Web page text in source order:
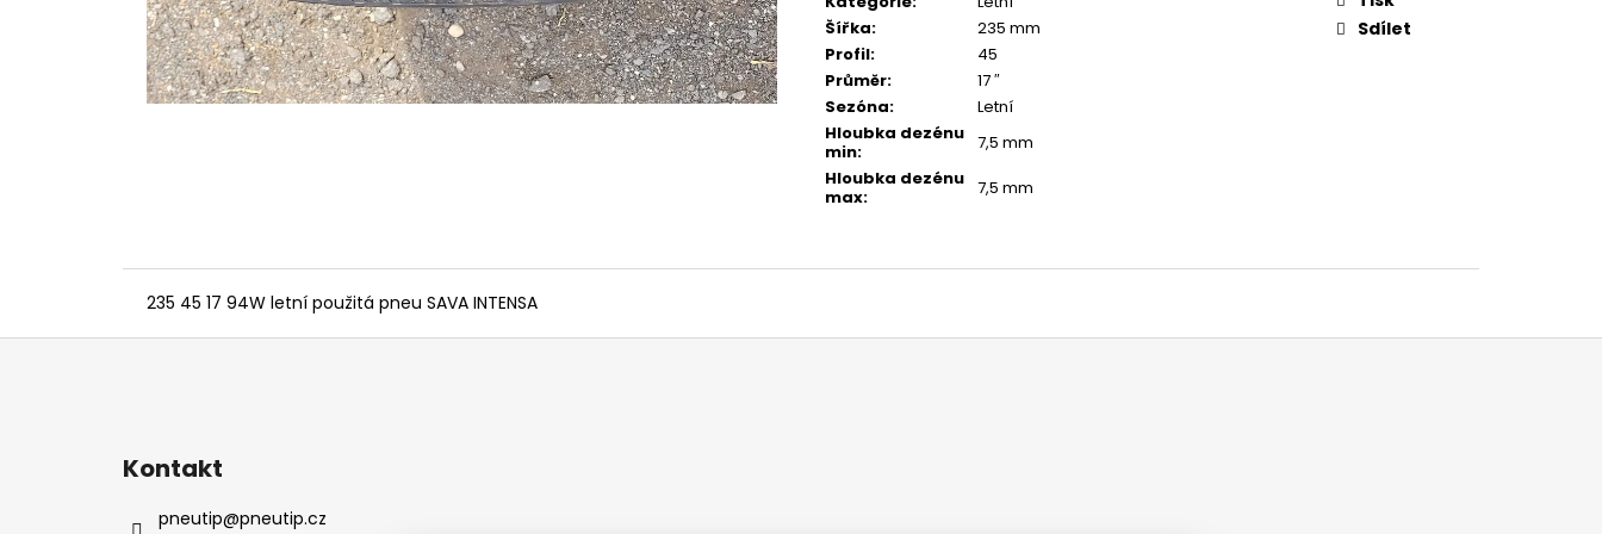
Šířka:
235 mm
Profil:
45
Průměr:
17 ″
Sezóna:
Letní
Hloubka dezénu
min:
7,5 mm
Hloubka dezénu
max: 7,5 mm
Sdílet
235 45 17 94W letní použitá pneu SAVA INTENSA
Z
Kontakt
pneutip@pneutip.cz